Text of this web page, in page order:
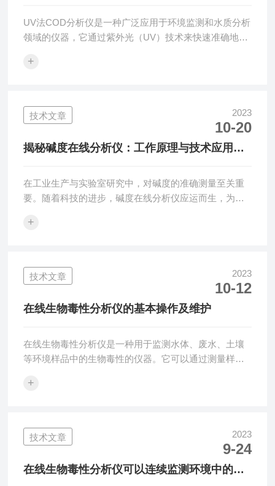
UV法COD分析仪是一种广泛应用于环境监测和水质分析
领域的仪器，它通过紫外光（UV）技术来快速准确地测
提供了重要数据。UV法COD分析仪的工作原理基于
特定波长的紫外光照射水样，然后通过检测光的强度变
化来计算COD浓度。相较于传统的化学氧化法，该COD
分析仪具有更快的测试速度、更高的精确度和较低的操
作成本。UV法COD分析仪在许多领...
+
技术文章 2023
10-20
揭秘碱度在线分析仪：工作原理与技术应用深
在工业生产与实验室研究中，对碱度的准确测量至关重
要。随着科技的进步，碱度在线分析仪应运而生，为我
在线分析仪的工作原理、技术应用及发展前景，带您领
来实现碱度的精确测量。一般而言，碱度在线分析仪主
要利用酸碱滴定法、电位滴定法等，通过测量滴定过程
中消耗的酸或碱的量，来确定溶液的碱度。二、技术应
用：优势实时监测：能够在生产过程中实时监测碱度
+
技术文章 2023
10-12
在线生物毒性分析仪的基本操作及维护
在线生物毒性分析仪是一种用于监测水体、废水、土壤
等环境样品中的生物毒性的仪器。它可以通过测量样品
等，来评估样品的毒性程度。以下是在线生物毒性分析
响。检查仪器的供电和连接线路是否正常，确保仪器能
够正常启动。仪器启动：打开仪器的电源开关，等待仪
器自检完成。根据仪器的操作界面，选择相应的测试模
式和参数设置。样品处理：根据测试要求，将待测样
+
技术文章 2023
9-24
在线生物毒性分析仪可以连续监测环境中的生